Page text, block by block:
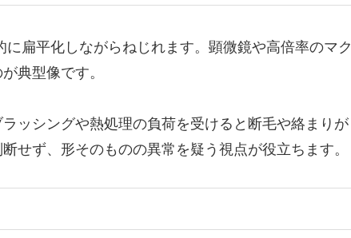
扁平化しながらねじれます。顕微鏡や高倍率のマク
典型像です。
ッシングや熱処理の負荷を受けると断毛や絡まりが
せず、形そのものの異常を疑う視点が役立ちます。